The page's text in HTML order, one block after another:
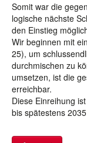
Somit war die
logische nächste
den Einstieg
Wir beginnen mit
25), um
durchmischen zu
umsetzen, ist die
erreichbar.
Diese Einreihung
bis spätestens